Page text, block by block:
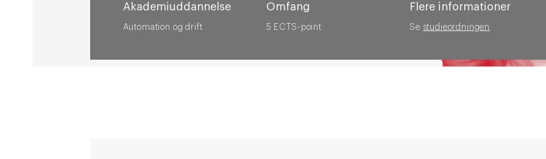
Akademiuddannelse
Automation og drift
Omfang
5 ECTS-point
Flere informationer
Se studieordningen